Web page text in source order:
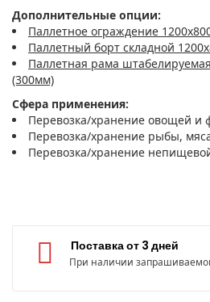
Дополнительные опции:
Паллетное ограждение
Паллетный борт складной
Паллетная рама
(300мм)
Сфера применения:
Перевозка/хранение овощей и
Перевозка/хранение рыбы,
Перевозка/хранение
Поставка от 3 дней
При наличии